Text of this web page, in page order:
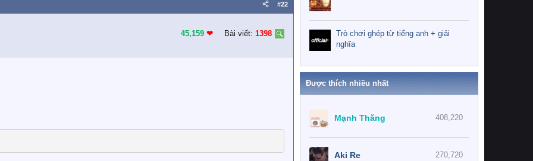
#22
45,159 ❤︎ Bài viết: 1398
Trò chơi ghép từ tiếng anh + giải
nghĩa
Được thích nhiều nhất
408,220
Mạnh Thăng
270,720
Aki Re